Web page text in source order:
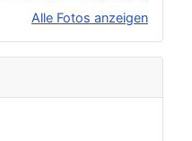
Alle Fotos anzeigen